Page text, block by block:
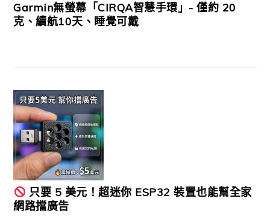
Garmin無螢幕「CIRQA智慧手環」- 僅約 20
克、續航10天、睡覺可戴
只要 5 美元！超迷你 ESP32 裝置也能幫全家
網路擋廣告